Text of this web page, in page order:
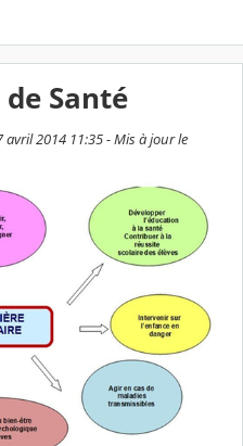
Santé
avril 2014 11:35 - Mis à jour le